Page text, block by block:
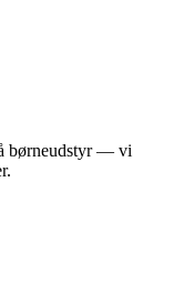
børneudstyr — vi